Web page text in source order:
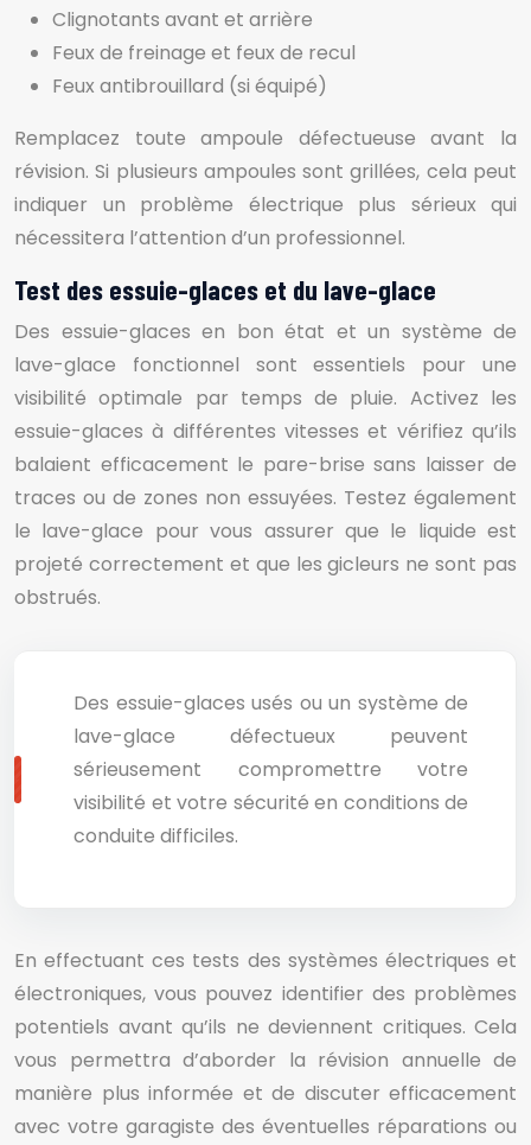
Clignotants avant et arrière
Feux de freinage et feux de recul
Feux antibrouillard (si équipé)
Remplacez toute ampoule défectueuse avant la
révision. Si plusieurs ampoules sont grillées, cela peut
indiquer un problème électrique plus sérieux qui
nécessitera l’attention d’un professionnel.
Test des essuie-glaces et du lave-glace
Des essuie-glaces en bon état et un système de
lave-glace fonctionnel sont essentiels pour une
visibilité optimale par temps de pluie. Activez les
essuie-glaces à différentes vitesses et vérifiez qu’ils
balaient efficacement le pare-brise sans laisser de
traces ou de zones non essuyées. Testez également
le lave-glace pour vous assurer que le liquide est
projeté correctement et que les gicleurs ne sont pas
obstrués.
Des essuie-glaces usés ou un système de
lave-glace défectueux peuvent
sérieusement compromettre votre
visibilité et votre sécurité en conditions de
conduite difficiles.
En effectuant ces tests des systèmes électriques et
électroniques, vous pouvez identifier des problèmes
potentiels avant qu’ils ne deviennent critiques. Cela
vous permettra d’aborder la révision annuelle de
manière plus informée et de discuter efficacement
avec votre garagiste des éventuelles réparations ou